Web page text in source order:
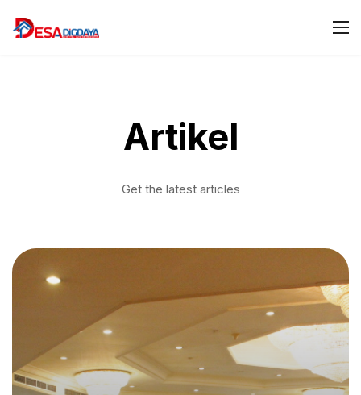
Artikel
Get the latest articles